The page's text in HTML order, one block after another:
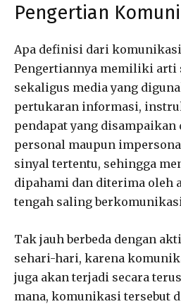
Pengertian
Apa definisi dari
Pengertiannya memiliki arti
sekaligus media yang
pertukaran informasi,
pendapat yang disampaikan
personal maupun
sinyal tertentu, sehingga
dipahami dan diterima oleh
tengah saling
Tak jauh berbeda dengan
sehari-hari, karena
juga akan terjadi secara
mana, komunikasi tersebut